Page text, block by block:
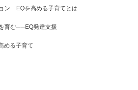
ン EQを高める子育てとは
育む──EQ発達支援
める子育て